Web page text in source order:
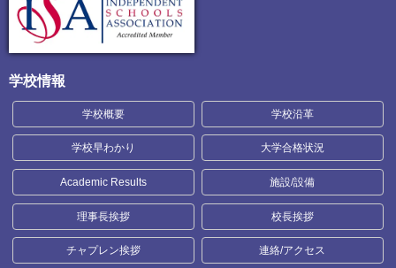
学校情報
学校概要 学校沿革
学校早わかり 大学合格状況
Academic Results 施設/設備
理事長挨拶 校長挨拶
チャプレン挨拶 連絡/アクセス